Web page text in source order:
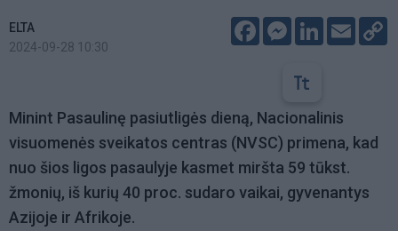
ELTA
2024-09-28 10:30
FacebookMessenger
LinkedIn
Email
Minint Pasaulinę pasiutligės dieną, Nacionalinis
visuomenės sveikatos centras (NVSC) primena, kad
nuo šios ligos pasaulyje kasmet miršta 59 tūkst.
žmonių, iš kurių 40 proc. sudaro vaikai, gyvenantys
Azijoje ir Afrikoje.